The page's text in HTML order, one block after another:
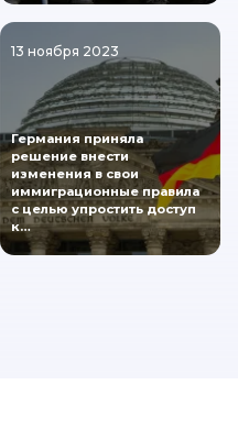
13 ноября 2023
Германия приняла
решение внести
изменения в свои
иммиграционные правила
с целью упростить доступ
к…